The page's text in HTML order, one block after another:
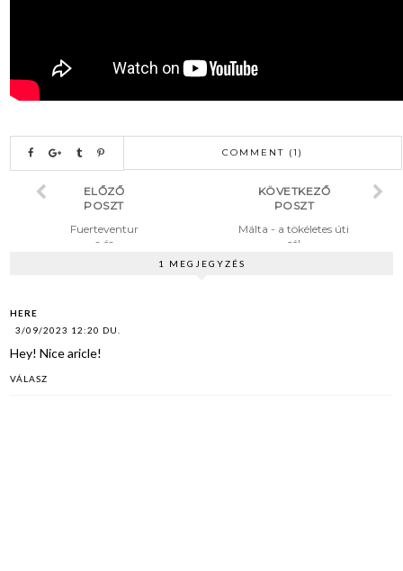
COMMENT (1)
KÖVETKEZŐ
POSZT
Málta - a tökéletes úti
cél
ELŐZŐ
POSZT
Fuerteventur
a és
1 MEGJEGYZÉS
HERE
3/09/2023 12:20 DU.
Hey! Nice aricle!
VÁLASZ